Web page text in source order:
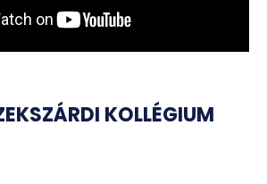
KOLLÉGIUM